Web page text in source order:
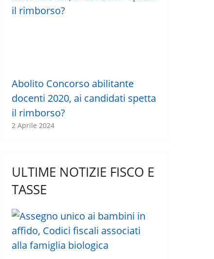
Abolito Concorso abilitante
docenti 2020, ai candidati spetta
il rimborso?
2 Aprile 2024
ULTIME NOTIZIE FISCO E
TASSE